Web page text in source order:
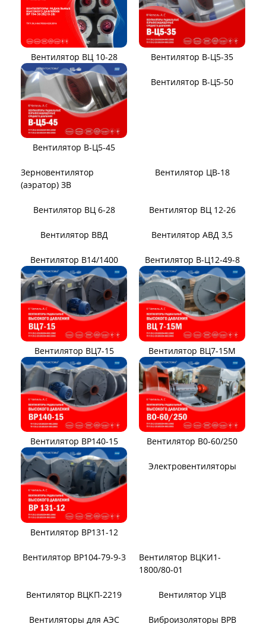
Вентилятор В-Ц4-70-16КА Вентилятор В-Ц4-75К
Вентилятор В-Ц4-76-10Ж
Вентилятор ВЦ 10-28
Вентилятор В-Ц5-45
Вентилятор В-Ц5-50
Зерновентилятор
(аэратор) ЗВ
Вентилятор ЦВ-18
Вентилятор ВЦ 6-28 Вентилятор ВЦ 12-26
Вентилятор ВВД Вентилятор АВД 3,5
Вентилятор В14/1400 Вентилятор В-Ц12-49-8
Вентилятор ВЦ7-15
Вентилятор В0-60/250
Электровентиляторы